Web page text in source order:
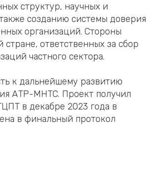
структур, научных и
созданию системы доверия
организаций. Стороны
ответственных за сбор
частного сектора.
к дальнейшему развитию
АТР-МНТС. Проект получил
в декабре 2023 года в
в финальный протокол